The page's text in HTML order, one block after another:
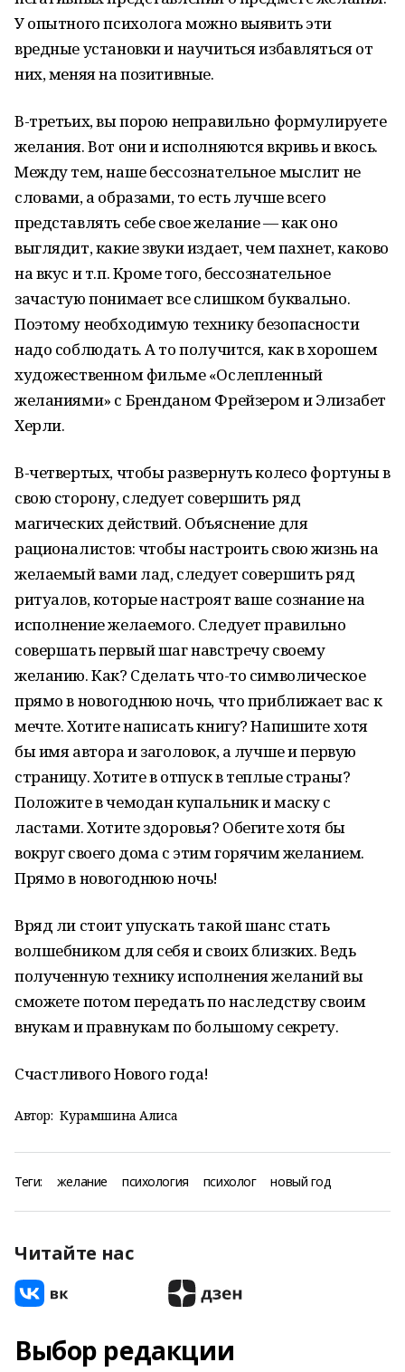
У опытного психолога можно выявить эти
вредные установки и научиться избавляться от
них, меняя на позитивные.
В-третьих, вы порою неправильно формулируете
желания. Вот они и исполняются вкривь и вкось.
Между тем, наше бессознательное мыслит не
словами, а образами, то есть лучше всего
представлять себе свое желание — как оно
выглядит, какие звуки издает, чем пахнет, каково
на вкус и т.п. Кроме того, бессознательное
зачастую понимает все слишком буквально.
Поэтому необходимую технику безопасности
надо соблюдать. А то получится, как в хорошем
художественном фильме «Ослепленный
желаниями» с Бренданом Фрейзером и Элизабет
Херли.
В-четвертых, чтобы развернуть колесо фортуны в
свою сторону, следует совершить ряд
магических действий. Объяснение для
рационалистов: чтобы настроить свою жизнь на
желаемый вами лад, следует совершить ряд
ритуалов, которые настроят ваше сознание на
исполнение желаемого. Следует правильно
совершать первый шаг навстречу своему
желанию. Как? Сделать что-то символическое
прямо в новогоднюю ночь, что приближает вас к
мечте. Хотите написать книгу? Напишите хотя
бы имя автора и заголовок, а лучше и первую
страницу. Хотите в отпуск в теплые страны?
Положите в чемодан купальник и маску с
ластами. Хотите здоровья? Обегите хотя бы
вокруг своего дома с этим горячим желанием.
Прямо в новогоднюю ночь!
Вряд ли стоит упускать такой шанс стать
волшебником для себя и своих близких. Ведь
полученную технику исполнения желаний вы
сможете потом передать по наследству своим
внукам и правнукам по большому секрету.
Счастливого Нового года!
Автор: Курамшина Алиса
Теги: желание психология психолог новый год
Читайте нас
Выбор редакции